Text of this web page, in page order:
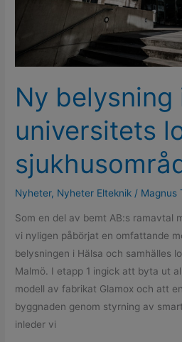
Ny belysning
universitets
Nyheter, Nyheter Elteknik / Magnus
​​Som en del av bemt AB:s ramavtal
vi nyligen påbörjat en omfattande
belysningen i Hälsa och samhälles
Malmö. I etapp 1 ingick att byta ut
modell av fabrikat Glamox och att
byggnaden genom styrning av
inleder vi
sjukhusområdet